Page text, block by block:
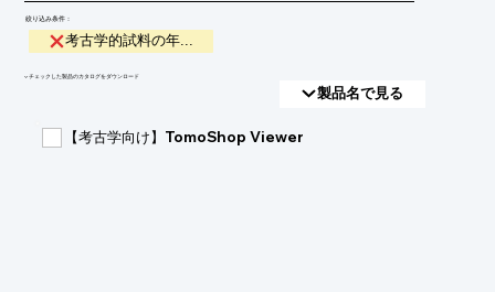
絞り込み条件：
考古学的試料の年...
​▼チェックした製品のカタログをダウンロード
製品名で見る
【考古学向け】TomoShop Viewer